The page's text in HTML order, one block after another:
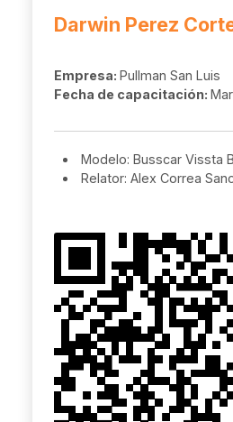
Darwin Perez
Empresa: Pullman San Luis
Fecha de capacitación:
Modelo: Busscar Vissta
Relator: Alex Correa